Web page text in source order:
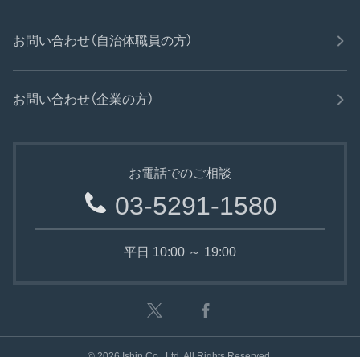
お問い合わせ（自治体職員の方）
お問い合わせ（企業の方）
お電話でのご相談
03-5291-1580
平日 10:00 ～ 19:00